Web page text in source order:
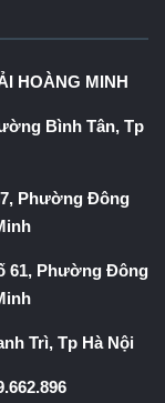
HOÀNG MINH
Bình Tân, Tp
Phường Đông
61, Phường Đông
Trì, Tp Hà Nội